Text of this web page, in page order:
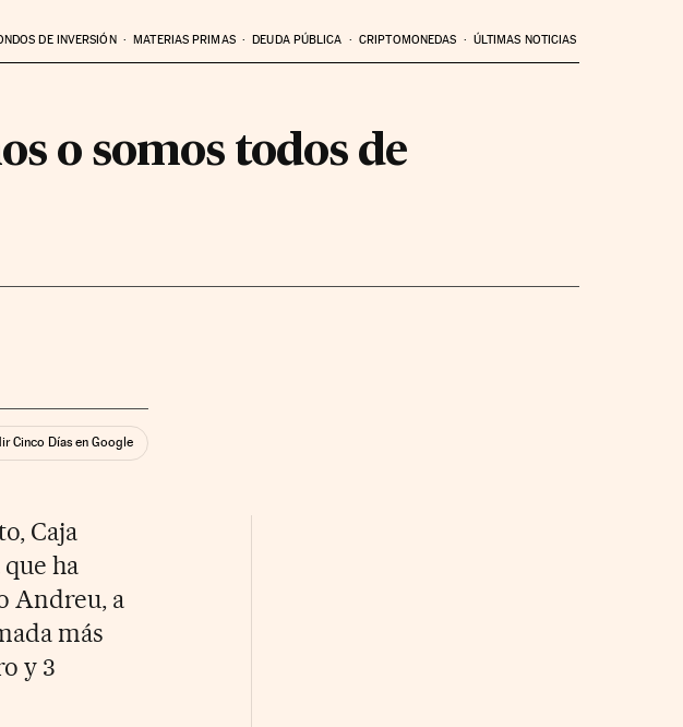
DE INVERSIÓN MATERIAS PRIMAS DEUDA PÚBLICA CRIPTOMONEDAS ÚLTIMAS NOTICIAS
o somos todos de
Cinco Días en Google
Caja
ha
Andreu, a
más
y 3